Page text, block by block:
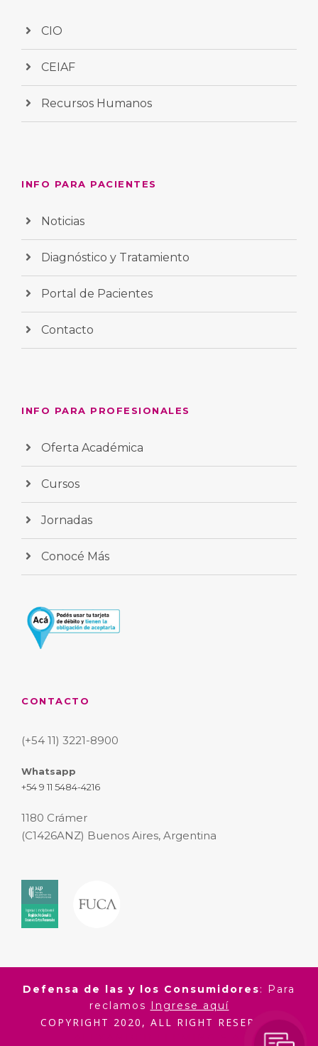
CIO
CEIAF
Recursos Humanos
INFO PARA PACIENTES
Noticias
Diagnóstico y Tratamiento
Portal de Pacientes
Contacto
INFO PARA PROFESIONALES
Oferta Académica
Cursos
Jornadas
Conocé Más
CONTACTO
(+54 11) 3221-8900
Whatsapp
+54 9 11 5484-4216
1180 Crámer
(C1426ANZ) Buenos Aires, Argentina
Defensa de las y los Consumidores: Para
reclamos Ingrese aquí
COPYRIGHT 2020, ALL RIGHT RESERVED